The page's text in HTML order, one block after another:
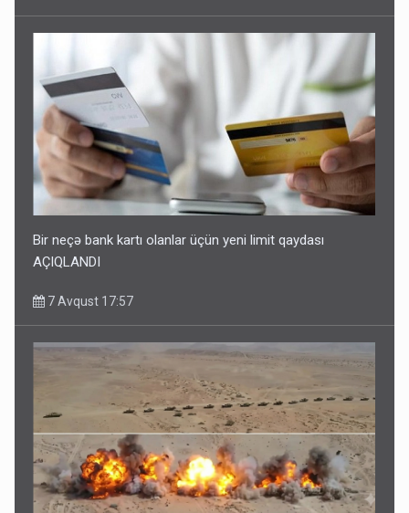
Bir neçə bank kartı olanlar üçün yeni limit qaydası
AÇIQLANDI
7 Avqust 17:57